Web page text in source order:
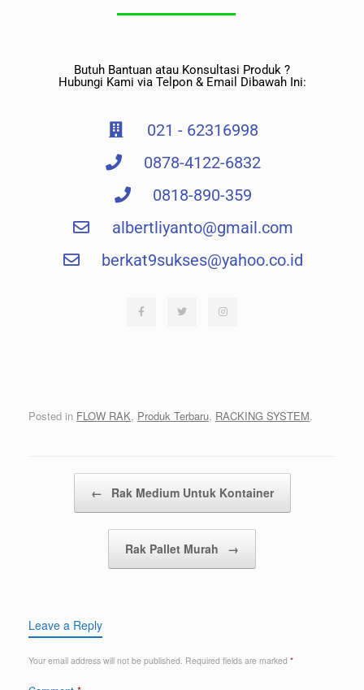
Butuh Bantuan atau Konsultasi Produk ?
Hubungi Kami via Telpon & Email Dibawah Ini:
021 - 62316998
0878-4122-6832
0818-890-359
albertliyanto@gmail.com​
berkat9sukses@yahoo.co.id
Posted in FLOW RAK, Produk Terbaru, RACKING SYSTEM.
← Rak Medium Untuk Kontainer
Rak Pallet Murah →
Leave a Reply
Your email address will not be published. Required fields are marked *